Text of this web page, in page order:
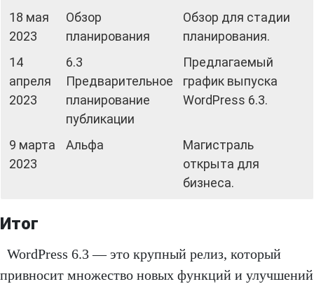
18 мая
2023
Обзор
планирования
Обзор для стадии
планирования.
14
апреля
2023
6.3
Предварительное
планирование
публикации
Предлагаемый
график выпуска
WordPress 6.3.
9 марта
2023
Альфа
Магистраль
открыта для
бизнеса.
Итог
WordPress 6.3 — это крупный релиз, который
привносит множество новых функций и улучшений